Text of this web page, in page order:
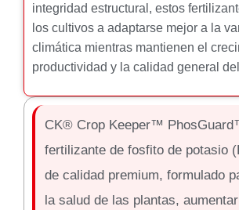
integridad estructural, estos
los cultivos a adaptarse mejor a la
climática mientras mantienen el
productividad y la calidad general
CK® Crop Keeper™
fertilizante de fosfito de potasio
de calidad premium, formulado
la salud de las plantas,